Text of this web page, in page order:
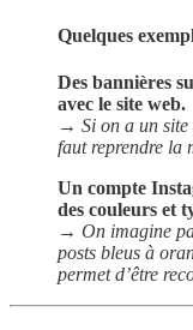
Quelques
Des bannières
avec le site web.
→ Si on a un site
faut reprendre la
Un compte
des couleurs et
→ On imagine
posts bleus à
permet d’être